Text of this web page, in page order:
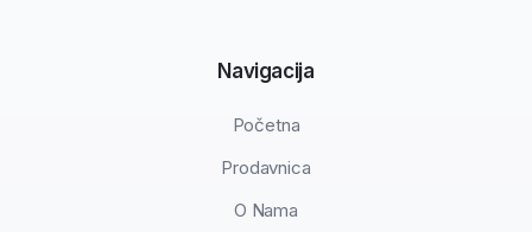
Navigacija
Početna
Prodavnica
O Nama